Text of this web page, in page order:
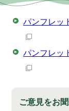
パンフレッ
パンフレッ
ご意見をお